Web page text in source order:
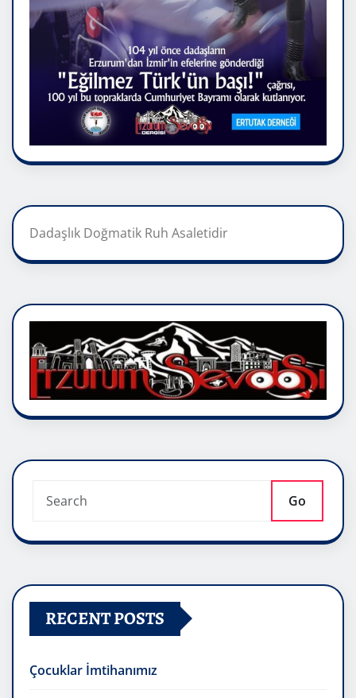
Dadaşlık Doğmatik Ruh Asaletidir
Go
RECENT POSTS
Çocuklar İmtihanımız